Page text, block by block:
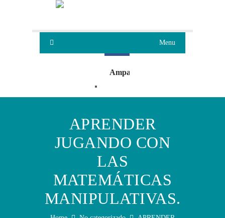
Menu
Ampa
APRENDER
JUGANDO CON
LAS
MATEMÁTICAS
MANIPULATIVAS.